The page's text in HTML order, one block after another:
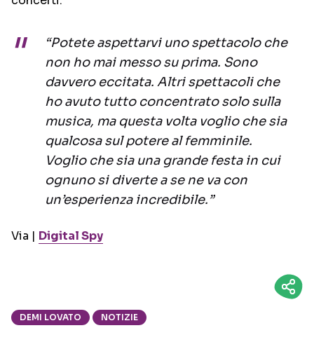
“Potete aspettarvi uno spettacolo che
non ho mai messo su prima. Sono
davvero eccitata. Altri spettacoli che
ho avuto tutto concentrato solo sulla
musica, ma questa volta voglio che sia
qualcosa sul potere al femminile.
Voglio che sia una grande festa in cui
ognuno si diverte a se ne va con
un’esperienza incredibile.”
Via | Digital Spy
DEMI LOVATO NOTIZIE